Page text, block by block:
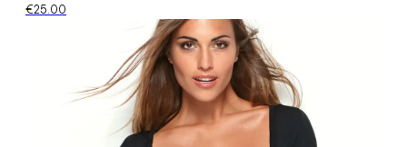
€25.00